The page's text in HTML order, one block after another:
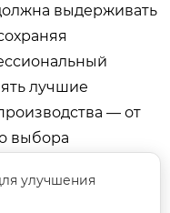
выдерживать
лучшие
— от
выбора
том числе и при
для вашего
улучшения